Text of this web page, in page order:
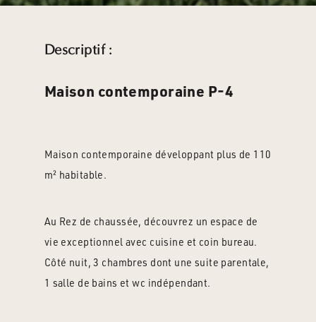
Descriptif :
Maison contemporaine P-4
Maison contemporaine développant plus de 110
m² habitable.
Au Rez de chaussée, découvrez un espace de
vie exceptionnel avec cuisine et coin bureau.
Côté nuit, 3 chambres dont une suite parentale,
1 salle de bains et wc indépendant.